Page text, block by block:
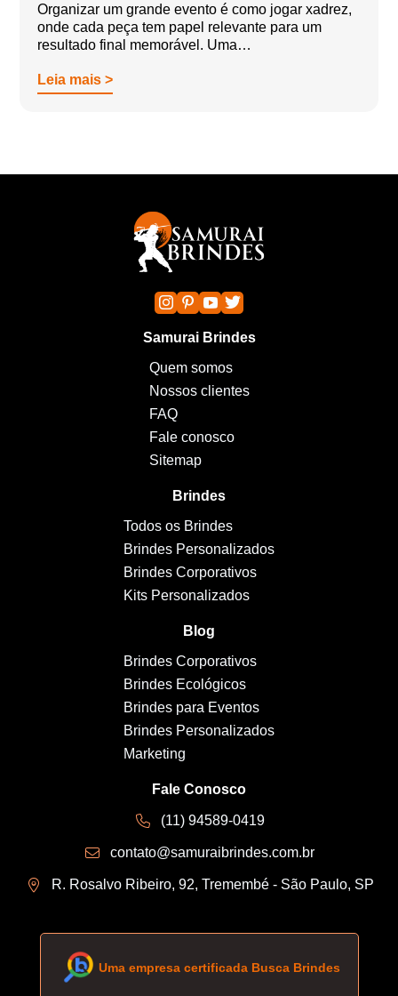
Organizar um grande evento é como jogar xadrez,
onde cada peça tem papel relevante para um
resultado final memorável. Uma…
Leia mais >
Samurai Brindes
Quem somos
Nossos clientes
FAQ
Fale conosco
Sitemap
Brindes
Todos os Brindes
Brindes Personalizados
Brindes Corporativos
Kits Personalizados
Blog
Brindes Corporativos
Brindes Ecológicos
Brindes para Eventos
Brindes Personalizados
Marketing
Fale Conosco
(11) 94589-0419
contato@samuraibrindes.com.br
R. Rosalvo Ribeiro, 92, Tremembé - São Paulo, SP
Uma empresa certificada Busca Brindes